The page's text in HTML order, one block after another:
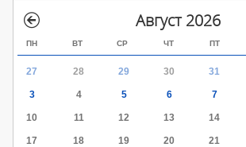
Август 2026
ПН ВТ СР ЧТ ПТ
27 28 29 30 31
3 4 5 6 7
10 11 12 13 14
17 18 19 20 21